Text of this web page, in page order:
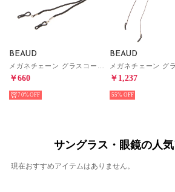
BEAUD
￥660
70%
BEAUD
￥1,237
55%
サングラス・眼鏡の人
現在おすすめアイテムはありません。